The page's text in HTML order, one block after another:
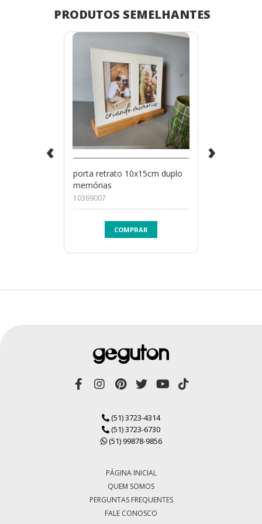
PRODUTOS SEMELHANTES
porta retrato 10x15cm duplo
memórias
10369007
COMPRAR
‹ ›
(51) 3723-4314
(51) 3723-6730
(51) 99878-9856
PÁGINA INICIAL
QUEM SOMOS
PERGUNTAS FREQUENTES
FALE CONOSCO